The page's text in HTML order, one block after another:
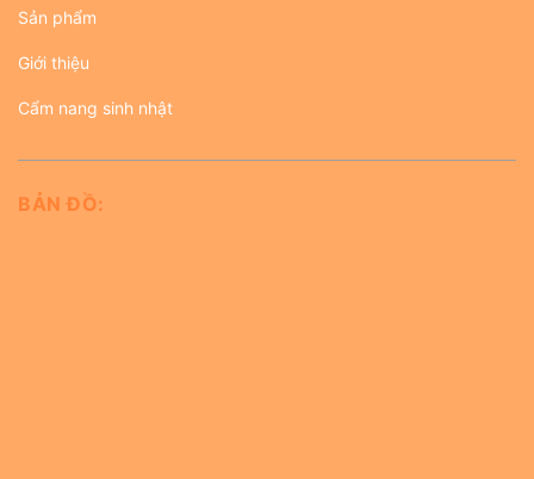
Sản phẩm
Giới thiệu
Cẩm nang sinh nhật
BẢN ĐỒ: